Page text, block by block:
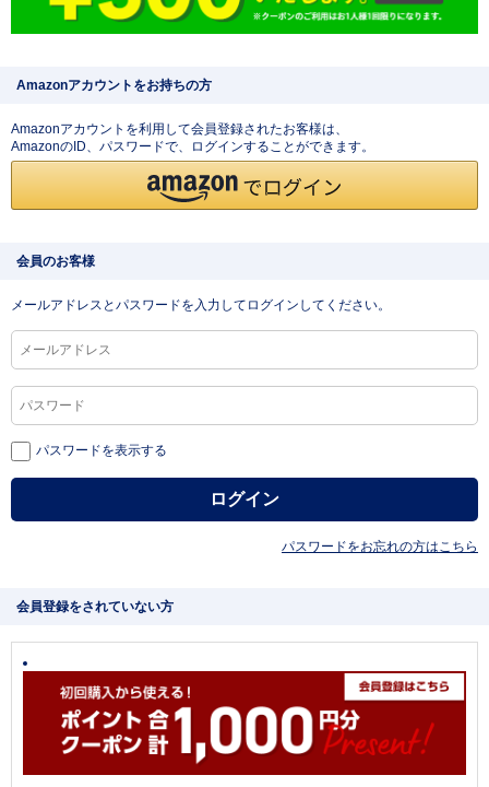
Amazonアカウントをお持ちの方
Amazonアカウントを利用して会員登録されたお客様は、
AmazonのID、パスワードで、ログインすることができます。
会員のお客様
メールアドレスとパスワードを入力してログインしてください。
パスワードを表示する
パスワードをお忘れの方はこちら
会員登録をされていない方